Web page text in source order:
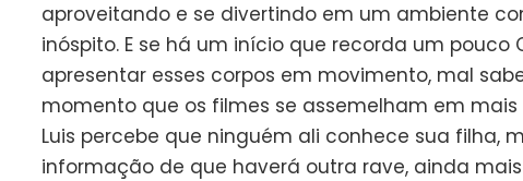
aproveitando e se divertindo em um ambiente
inóspito. E se há um início que recorda um pouco
apresentar esses corpos em movimento, mal
momento que os filmes se assemelham em mais
Luis percebe que ninguém ali conhece sua filha,
informação de que haverá outra rave, ainda